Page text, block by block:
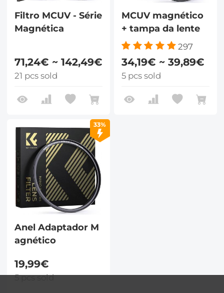
Filtro MCUV - Série
Magnética
71,24€ ~ 142,49€
21 pcs sold
MCUV magnético
+ tampa da lente
297
34,19€ ~ 39,89€
5 pcs sold
33%
Anel Adaptador M
agnético
19,99€
5 pcs sold